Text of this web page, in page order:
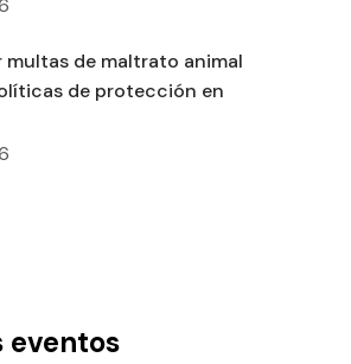
multas de maltrato animal
de protección en
eventos